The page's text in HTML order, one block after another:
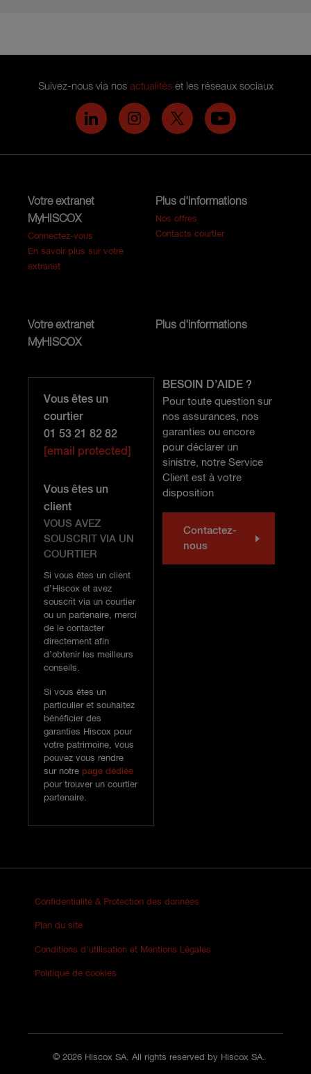
Votre extranet
MyHISCOX
Connectez-vous
En savoir plus sur votre
extranet
Plus d'informations
Nos offres
Contacts courtier
Votre extranet
MyHISCOX
Plus d'informations
Vous êtes un
courtier
01 53 21 82 82
[email protected]
Vous êtes un
client
VOUS AVEZ
SOUSCRIT VIA UN
COURTIER
Si vous êtes un client
d’Hiscox et avez
souscrit via un courtier
ou un partenaire, merci
de le contacter
directement afin
d’obtenir les meilleurs
conseils.
Si vous êtes un
particulier et souhaitez
bénéficier des
garanties Hiscox pour
votre patrimoine, vous
pouvez vous rendre
sur notre page dédiée
pour trouver un courtier
partenaire.
BESOIN D’AIDE ?
Pour toute question sur
nos assurances, nos
garanties ou encore
pour déclarer un
sinistre, notre Service
Client est à votre
disposition
Contactez-
nous
Suivez-nous via nos actualitéset les réseaux sociaux
Hiscox on LinkedInHiscox on Instagram
Hiscox on TwitterHiscox on YouTube
Confidentialité & Protection des données
Plan du site
Conditions d'utilisation et Mentions Légales
Politique de cookies
© 2026 Hiscox SA. All rights reserved by Hiscox SA.